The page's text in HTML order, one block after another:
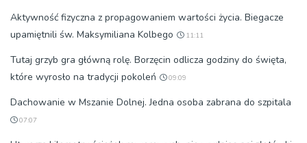
Aktywność fizyczna z propagowaniem wartości życia. Biegacze
upamiętnili św. Maksymiliana Kolbego
11:11
Tutaj grzyb gra główną rolę. Borzęcin odlicza godziny do święta,
które wyrosło na tradycji pokoleń
09:09
Dachowanie w Mszanie Dolnej. Jedna osoba zabrana do szpitala
07:07